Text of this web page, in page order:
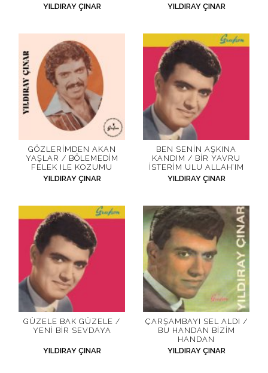
YILDIRAY ÇINAR
YILDIRAY ÇINAR
GÖZLERIMDEN AKAN
YAŞLAR / BÖLEMEDIM
FELEK ILE KOZUMU
YILDIRAY ÇINAR
BEN SENIN AŞKINA
KANDIM / BIR YAVRU
İSTERIM ULU ALLAH’IM
YILDIRAY ÇINAR
GÜZELE BAK GÜZELE /
YENI BIR SEVDAYA
YILDIRAY ÇINAR
ÇARŞAMBAYI SEL ALDI /
BU HANDAN BIZIM
HANDAN
YILDIRAY ÇINAR